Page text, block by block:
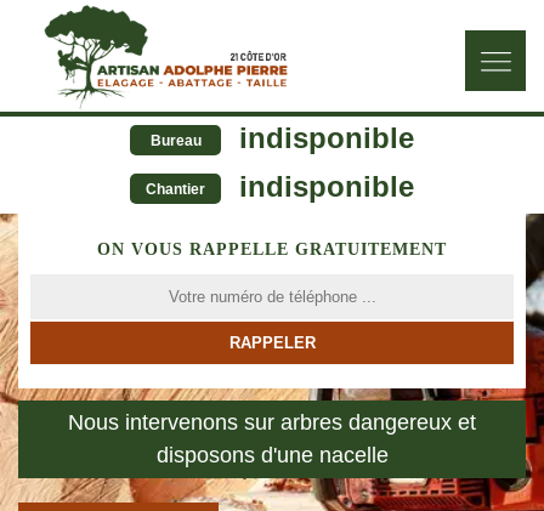
Bureau indisponible
Chantier indisponible
ON VOUS RAPPELLE GRATUITEMENT
Nous intervenons sur arbres dangereux et
disposons d'une nacelle